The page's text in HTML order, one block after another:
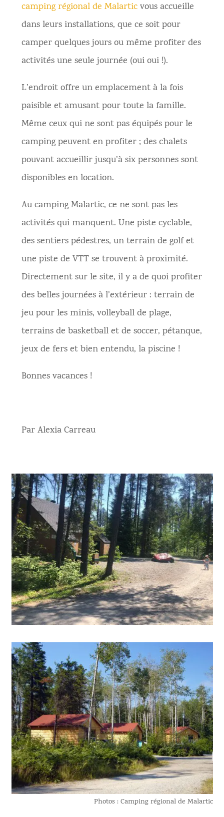
camping régional de Malarticvous accueille
dans leurs installations, que ce soit pour
camper quelques jours ou même profiter des
activités une seule journée (oui oui !).
L’endroit offre un emplacement à la fois
paisible et amusant pour toute la famille.
Même ceux qui ne sont pas équipés pour le
camping peuvent en profiter ; des chalets
pouvant accueillir jusqu’à six personnes sont
disponibles en location.
Au camping Malartic, ce ne sont pas les
activités qui manquent. Une piste cyclable,
des sentiers pédestres, un terrain de golf et
une piste de VTT se trouvent à proximité.
Directement sur le site, il y a de quoi profiter
des belles journées à l’extérieur : terrain de
jeu pour les minis, volleyball de plage,
terrains de basketball et de soccer, pétanque,
jeux de fers et bien entendu, la piscine !
Bonnes vacances !
Par Alexia Carreau
Photos : Camping régional de Malartic